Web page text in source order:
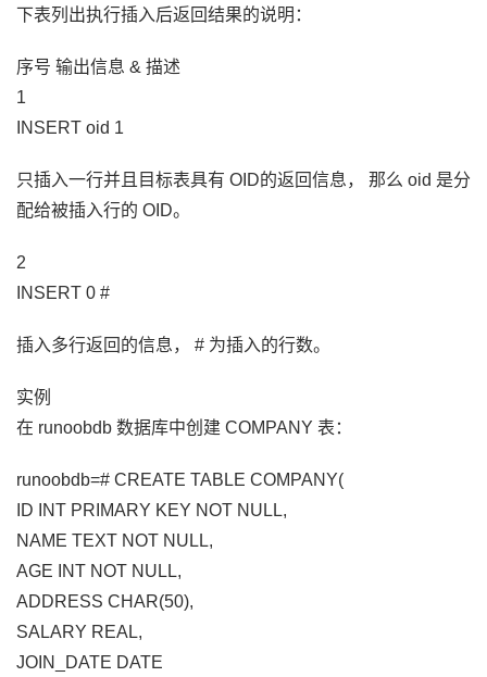
下表列出执行插入后返回结果的说明：
序号 输出信息 & 描述
1
INSERT oid 1
只插入一行并且目标表具有 OID的返回信息， 那么 oid 是分
配给被插入行的 OID。
2
INSERT 0 #
插入多行返回的信息， # 为插入的行数。
实例
在 runoobdb 数据库中创建 COMPANY 表：
runoobdb=# CREATE TABLE COMPANY(
ID INT PRIMARY KEY NOT NULL,
NAME TEXT NOT NULL,
AGE INT NOT NULL,
ADDRESS CHAR(50),
SALARY REAL,
JOIN_DATE DATE